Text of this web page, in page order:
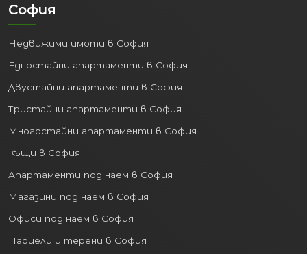
София
Недвижими имоти в София
Едностайни апартаменти в София
Двустайни апартаменти в София
Тристайни апартаменти в София
Многостайни апартаменти в София
Къщи в София
Апартаменти под наем в София
Магазини под наем в София
Офиси под наем в София
Парцели и терени в София